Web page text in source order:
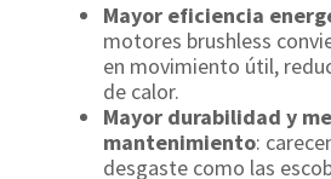
Mayor eficiencia
motores brushless
en movimiento útil,
de calor.
Mayor durabilidad y
mantenimiento:
desgaste como las